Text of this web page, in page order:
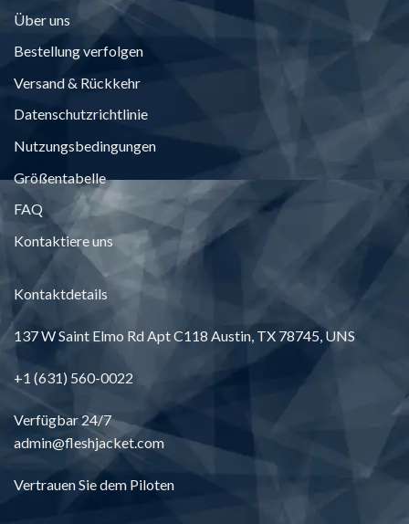
Über uns
Bestellung verfolgen
Versand & Rückkehr
Datenschutzrichtlinie
Nutzungsbedingungen
Größentabelle
FAQ
Kontaktiere uns
Kontaktdetails
137W Saint Elmo Rd Apt C118 Austin, TX 78745, UNS
+1 (631) 560-0022
Verfügbar 24/7
admin@fleshjacket.com
Vertrauen Sie dem Piloten